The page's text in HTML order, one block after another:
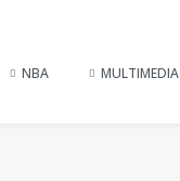
NBA MULTIMEDIA